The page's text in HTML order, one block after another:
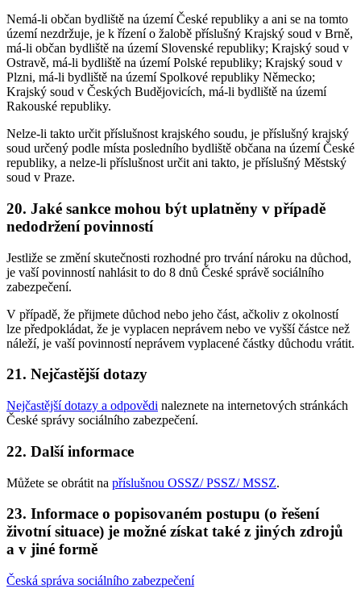
Nemá-li občan bydliště na území České republiky a ani se na tomto
území nezdržuje, je k řízení o žalobě příslušný Krajský soud v Brně,
má-li občan bydliště na území Slovenské republiky; Krajský soud v
Ostravě, má-li bydliště na území Polské republiky; Krajský soud v
Plzni, má-li bydliště na území Spolkové republiky Německo;
Krajský soud v Českých Budějovicích, má-li bydliště na území
Rakouské republiky.
Nelze-li takto určit příslušnost krajského soudu, je příslušný krajský
soud určený podle místa posledního bydliště občana na území České
republiky, a nelze-li příslušnost určit ani takto, je příslušný Městský
soud v Praze.
20. Jaké sankce mohou být uplatněny v případě
nedodržení povinností
Jestliže se změní skutečnosti rozhodné pro trvání nároku na důchod,
je vaší povinností nahlásit to do 8 dnů České správě sociálního
zabezpečení.
V případě, že přijmete důchod nebo jeho část, ačkoliv z okolností
lze předpokládat, že je vyplacen neprávem nebo ve vyšší částce než
náleží, je vaší povinností neprávem vyplacené částky důchodu vrátit.
21. Nejčastější dotazy
Nejčastější dotazy a odpovědi naleznete na internetových stránkách
České správy sociálního zabezpečení.
22. Další informace
Můžete se obrátit na příslušnou OSSZ/ PSSZ/ MSSZ.
23. Informace o popisovaném postupu (o řešení
životní situace) je možné získat také z jiných zdrojů
a v jiné formě
Česká správa sociálního zabezpečení